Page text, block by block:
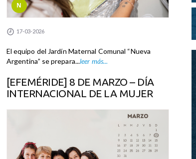
N
17-03-2026
El equipo del Jardín Maternal Comunal “Nueva
Argentina” se prepara...leer más...
[EFEMÉRIDE] 8 DE MARZO – DÍA
INTERNACIONAL DE LA MUJER